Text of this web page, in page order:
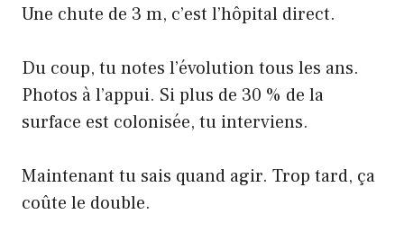
Une chute de 3 m, c’est l’hôpital direct.
Du coup, tu notes l’évolution tous les ans.
Photos à l’appui. Si plus de 30 % de la
surface est colonisée, tu interviens.
Maintenant tu sais quand agir. Trop tard, ça
coûte le double.